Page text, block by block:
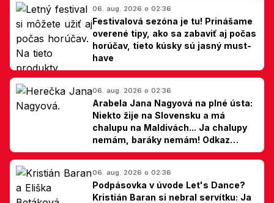
06. aug. 2026 o 02:36
Festivalová sezóna je tu! Prinášame
overené tipy, ako sa zabaviť aj počas
horúčav, tieto kúsky sú jasný must-
have
06. aug. 2026 o 02:36
Arabela Jana Nagyová na plné ústa:
Niekto žije na Slovensku a má
chalupu na Maldivách... Ja chalupy
nemám, baráky nemám! Odkaz
Slovákom
06. aug. 2026 o 02:36
Podpásovka v úvode Let's Dance?
Kristián Baran si nebral servítku: Ja